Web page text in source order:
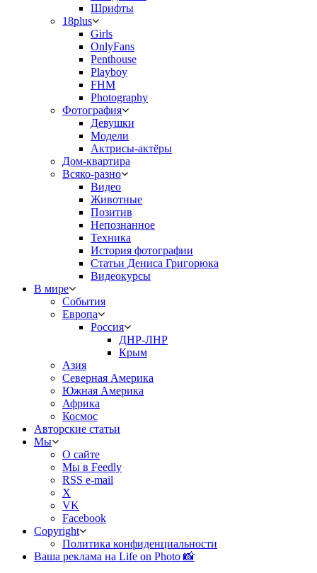
Шрифты
18plus
Girls
OnlyFans
Penthouse
Playboy
FHM
Photography
Фотография
Девушки
Модели
Актрисы-актёры
Дом-квартира
Всяко-разно
Видео
Животные
Позитив
Непознанное
Техника
История фотографии
Статьи Дениса Григорюка
Видеокурсы
В мире
События
Европа
Россия
ДНР-ЛНР
Крым
Азия
Северная Америка
Южная Америка
Африка
Космос
Авторские статьи
Мы
О сайте
Мы в Feedly
RSS e-mail
X
VK
Facebook
Copyright
Политика конфиденциальности
Ваша реклама на Life on Photo 📸